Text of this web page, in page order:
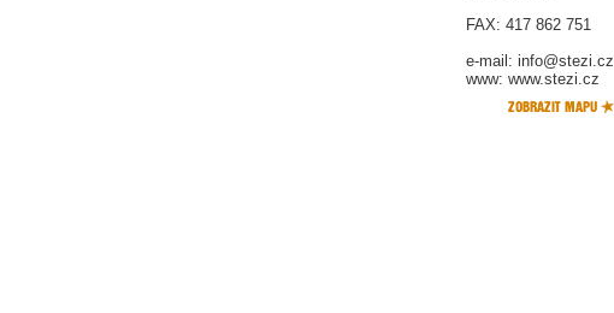
FAX: 417 862 751
e-mail: info@stezi.cz
www: www.stezi.cz